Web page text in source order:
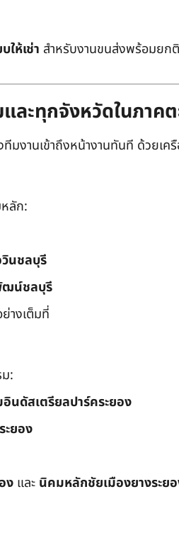
ให้เช่า สำหรับงานขนส่งพร้อมยกติ
ะทุกจังหวัดในภาค
ทีมงานเข้าถึงหน้างานทันที ด้วย
ลัก:
นชลบุรี
ฒน์ชลบุรี
างเต็มที่
:
นดัสเตรียลปาร์คระยอง
ะยอง
ง และ นิคมหลักชัยเมืองยางระย